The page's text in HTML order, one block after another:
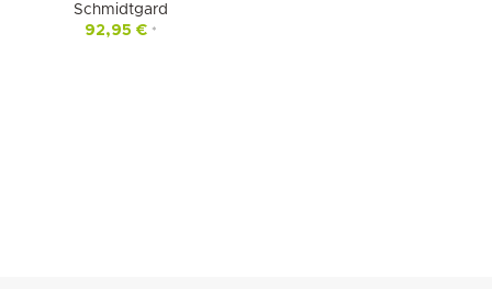
Schmidtgard
92,95 € *